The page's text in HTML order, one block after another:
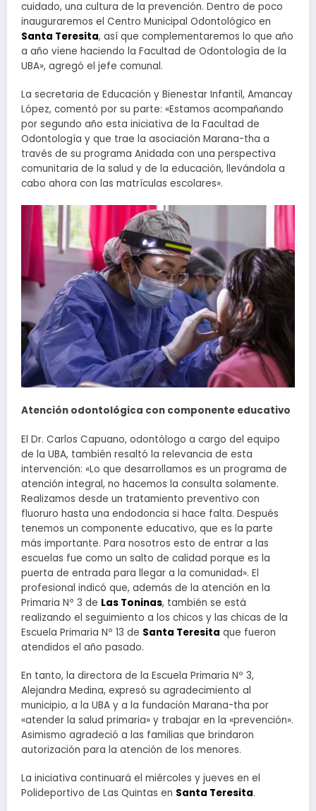
cuidado, una cultura de la prevención. Dentro de poco
inauguraremos el Centro Municipal Odontológico en
Santa Teresita, así que complementaremos lo que año
a año viene haciendo la Facultad de Odontología de la
UBA», agregó el jefe comunal.
La secretaria de Educación y Bienestar Infantil, Amancay
López, comentó por su parte: «Estamos acompañando
por segundo año esta iniciativa de la Facultad de
Odontología y que trae la asociación Marana-tha a
través de su programa Anidada con una perspectiva
comunitaria de la salud y de la educación, llevándola a
cabo ahora con las matrículas escolares».
Atención odontológica con componente educativo
El Dr. Carlos Capuano, odontólogo a cargo del equipo
de la UBA, también resaltó la relevancia de esta
intervención: «Lo que desarrollamos es un programa de
atención integral, no hacemos la consulta solamente.
Realizamos desde un tratamiento preventivo con
fluoruro hasta una endodoncia si hace falta. Después
tenemos un componente educativo, que es la parte
más importante. Para nosotros esto de entrar a las
escuelas fue como un salto de calidad porque es la
puerta de entrada para llegar a la comunidad». El
profesional indicó que, además de la atención en la
Primaria Nº 3 de Las Toninas, también se está
realizando el seguimiento a los chicos y las chicas de la
Escuela Primaria Nº 13 de Santa Teresita que fueron
atendidos el año pasado.
En tanto, la directora de la Escuela Primaria Nº 3,
Alejandra Medina, expresó su agradecimiento al
municipio, a la UBA y a la fundación Marana-tha por
«atender la salud primaria» y trabajar en la «prevención».
Asimismo agradeció a las familias que brindaron
autorización para la atención de los menores.
La iniciativa continuará el miércoles y jueves en el
Polideportivo de Las Quintas en Santa Teresita.